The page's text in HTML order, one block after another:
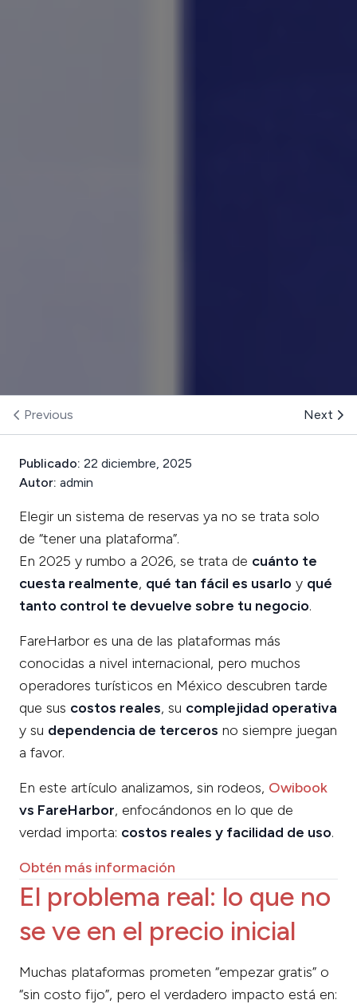
Previous Next
Publicado: 22 diciembre, 2025
Autor: admin
Elegir un sistema de reservas ya no se trata solo
de “tener una plataforma”.
En 2025 y rumbo a 2026, se trata de cuánto te
cuesta realmente, qué tan fácil es usarlo y qué
tanto control te devuelve sobre tu negocio.
FareHarbor es una de las plataformas más
conocidas a nivel internacional, pero muchos
operadores turísticos en México descubren tarde
que sus costos reales, su complejidad operativa
y su dependencia de terceros no siempre juegan
a favor.
En este artículo analizamos, sin rodeos, Owibook
vs FareHarbor, enfocándonos en lo que de
verdad importa: costos reales y facilidad de uso.
Obtén más información
El problema real: lo que no
se ve en el precio inicial
Muchas plataformas prometen “empezar gratis” o
“sin costo fijo”, pero el verdadero impacto está en: